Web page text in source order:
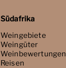
Südafrika
Weingebiete
Weingüter
Weinbewertungen
Reisen